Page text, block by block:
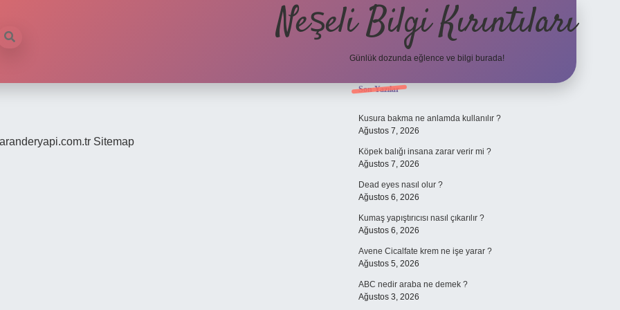
Neşeli Bilgi Kırıntıları
Günlük dozunda eğlence ve bilgi burada!
Sitemap
Sidebar
Son Yazılar
Kusura bakma ne anlamda kullanılır ?
Ağustos 7, 2026
Köpek balığı insana zarar verir mi ?
Ağustos 7, 2026
Dead eyes nasıl olur ?
Ağustos 6, 2026
Kumaş yapıştırıcısı nasıl çıkarılır ?
Ağustos 6, 2026
Avene Cicalfate krem ne işe yarar ?
Ağustos 5, 2026
ABC nedir araba ne demek ?
Ağustos 3, 2026